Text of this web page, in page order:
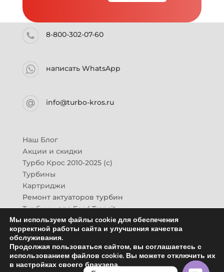
8-800-302-07-60
написать WhatsApp
info@turbo-kros.ru
Наш Блог
Акции и скидки
Турбо Крос 2010-2025 (с)
Турбины
Картриджи
Ремонт актуаторов турбин
Турбины для Ford Transit
Турбины для Mazda CX-7
Картридж для ГАЗон-Next
Турбины HINO (Хино)
Купить новую турбину
Контакты
Мы используем файлы cookie для обеспечения
корректной работы сайта и улучшения качества
обслуживания.
Продолжая пользоваться сайтом, вы соглашаетесь с
использованием файлов cookie. Вы можете отключить их
в настройках своего браузера.